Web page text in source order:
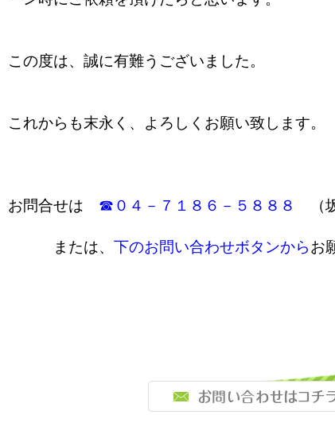
この度は、誠に有難うございました。
これからも末永く、よろしくお願い致します。
お問合せは ☎０４－７１８６－５８８８ （
または、 下のお問い合わせボタンからお